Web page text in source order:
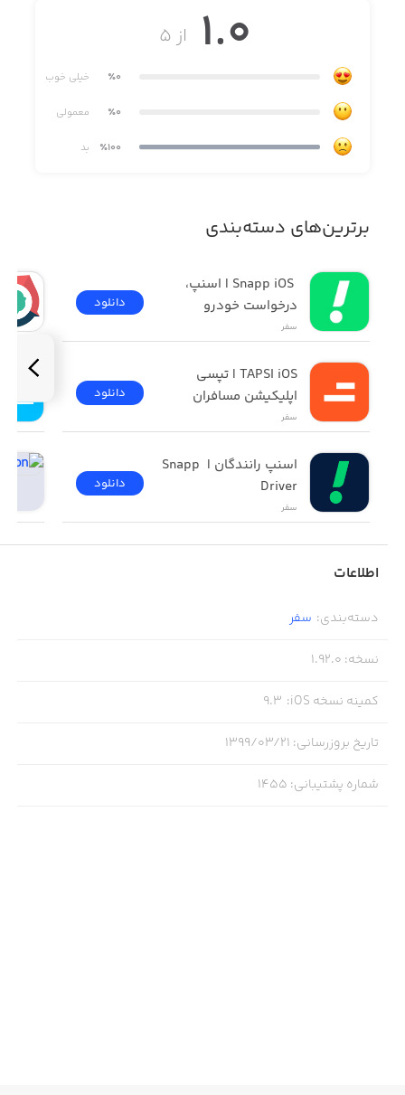
- نمایش تردد های روزانه
- نمایش و مدیریت درخواست ها
از ۵ 1.0
٪0 خیلی خوب
٪0 معمولی
٪100 بد
برترین‌های دسته‌بندی
درخواست خودرو
سفر
دانلود
اپلیکیشن مسافران
سفر
دانلود
اسنپ رانندگان | Snapp
Driver
سفر
دانلود
اطلاعات
دسته‌بندی: سفر
نسخه:
1.92.0
کمینه نسخه iOS :
9.3
تاریخ بروزرسانی: ۱۳۹۹/۰۳/۲۱
شماره پشتیبانی:
1455